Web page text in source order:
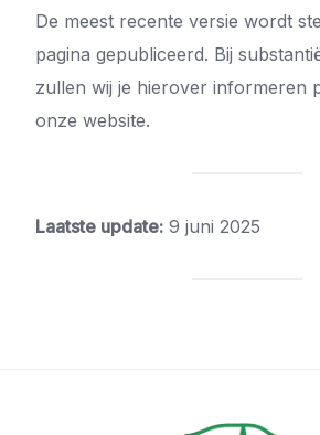
De meest recente versie wordt
pagina gepubliceerd. Bij
zullen wij je hierover informeren
onze website.
Laatste update: 9 juni 2025